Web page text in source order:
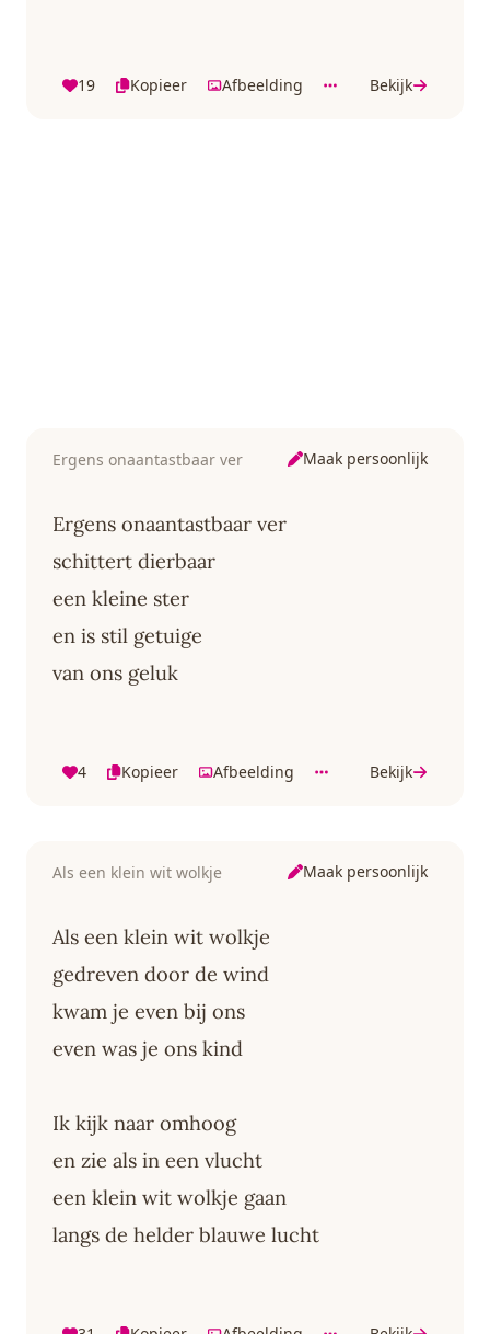
19 Kopieer Afbeelding Bekijk
Ergens onaantastbaar ver Maak persoonlijk
Ergens onaantastbaar ver
schittert dierbaar
een kleine ster
en is stil getuige
van ons geluk
4 Kopieer Afbeelding Bekijk
Als een klein wit wolkje Maak persoonlijk
Als een klein wit wolkje
gedreven door de wind
kwam je even bij ons
even was je ons kind
Ik kijk naar omhoog
en zie als in een vlucht
een klein wit wolkje gaan
langs de helder blauwe lucht